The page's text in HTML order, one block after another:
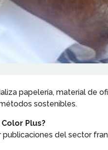
papelería, material de
sostenibles.
Plus?
publicaciones del sector